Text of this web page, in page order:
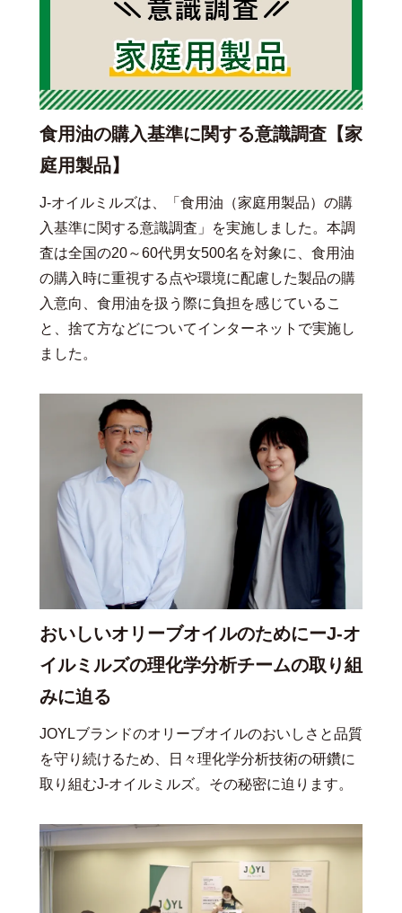
食用油の購入基準に関する意識調査【家
庭用製品】
J-オイルミルズは、「食用油（家庭用製品）の購
入基準に関する意識調査」を実施しました。本調
査は全国の20～60代男女500名を対象に、食用油
の購入時に重視する点や環境に配慮した製品の購
入意向、食用油を扱う際に負担を感じているこ
と、捨て方などについてインターネットで実施し
ました。
おいしいオリーブオイルのためにーJ-オ
イルミルズの理化学分析チームの取り組
みに迫る
JOYLブランドのオリーブオイルのおいしさと品質
を守り続けるため、日々理化学分析技術の研鑽に
取り組むJ-オイルミルズ。その秘密に迫ります。